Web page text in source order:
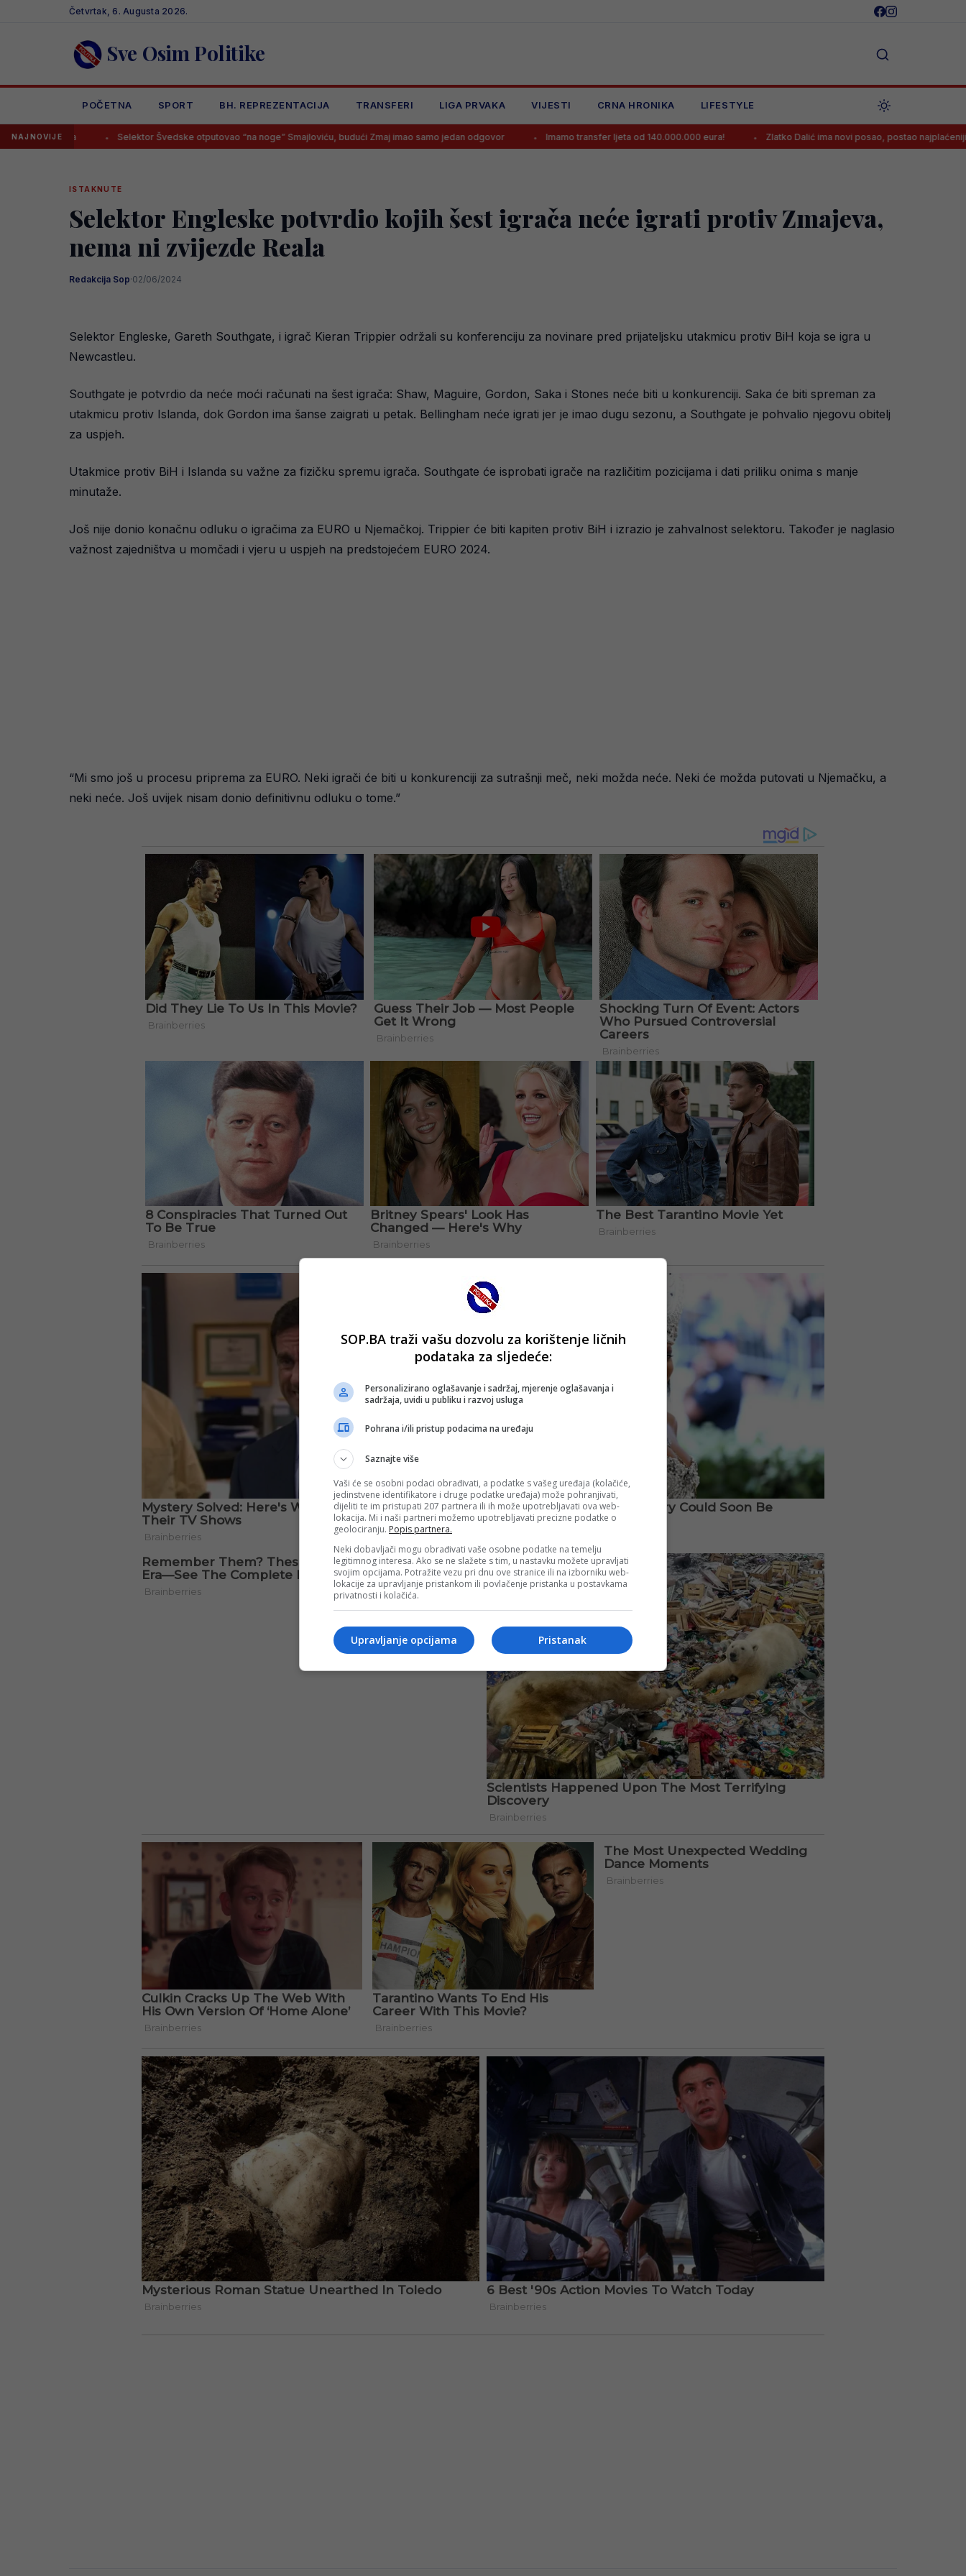
Četvrtak, 6. Augusta 2026.
Sve Osim Politike
POČETNA SPORT BH. REPREZENTACIJA TRANSFERI LIGA PRVAKA VIJESTI CRNA HRONIKA LIFESTYLE
NAJNOVIJE
leđa Selektor Švedske otputovao “na noge” Smajloviću, budući Zmaj imao samo jedan odgovor Imamo transfer ljeta od 140.000.000 eura! Zlatko Dalić ima novi posao, postao najplaćeniji hrvatski
ISTAKNUTE
Selektor Engleske potvrdio kojih šest igrača neće igrati protiv Zmajeva,
nema ni zvijezde Reala
Redakcija Sop·02/06/2024
Selektor Engleske, Gareth Southgate, i igrač Kieran Trippier održali su konferenciju za novinare pred prijateljsku utakmicu protiv BiH koja se igra u
Newcastleu.
Southgate je potvrdio da neće moći računati na šest igrača: Shaw, Maguire, Gordon, Saka i Stones neće biti u konkurenciji. Saka će biti spreman za
utakmicu protiv Islanda, dok Gordon ima šanse zaigrati u petak. Bellingham neće igrati jer je imao dugu sezonu, a Southgate je pohvalio njegovu obitelj
za uspjeh.
Utakmice protiv BiH i Islanda su važne za fizičku spremu igrača. Southgate će isprobati igrače na različitim pozicijama i dati priliku onima s manje
minutaže.
Još nije donio konačnu odluku o igračima za EURO u Njemačkoj. Trippier će biti kapiten protiv BiH i izrazio je zahvalnost selektoru. Također je naglasio
važnost zajedništva u momčadi i vjeru u uspjeh na predstojećem EURO 2024.
“Mi smo još u procesu priprema za EURO. Neki igrači će biti u konkurenciji za sutrašnji meč, neki možda neće. Neki će možda putovati u Njemačku, a
neki neće. Još uvijek nisam donio definitivnu odluku o tome.”
SOP.BA traži vašu dozvolu za korištenje ličnih
podataka za sljedeće:
Personalizirano oglašavanje i sadržaj, mjerenje oglašavanja i
sadržaja, uvidi u publiku i razvoj usluga
Pohrana i/ili pristup podacima na uređaju
Saznajte više
Vaši će se osobni podaci obrađivati, a podatke s vašeg uređaja (kolačiće,
jedinstvene identifikatore i druge podatke uređaja) može pohranjivati,
dijeliti te im pristupati 207 partnera ili ih može upotrebljavati ova web-
lokacija. Mi i naši partneri možemo upotrebljavati precizne podatke o
geolociranju. Popis partnera.
Neki dobavljači mogu obrađivati vaše osobne podatke na temelju
legitimnog interesa. Ako se ne slažete s tim, u nastavku možete upravljati
svojim opcijama. Potražite vezu pri dnu ove stranice ili na izborniku web-
lokacije za upravljanje pristankom ili povlačenje pristanka u postavkama
privatnosti i kolačića.
Pristanak
Upravljanje opcijama